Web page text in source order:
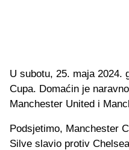
U subotu, 25. maja 2024.
Cupa. Domaćin je
Manchester United i
Podsjetimo, Manchester
Silve slavio protiv